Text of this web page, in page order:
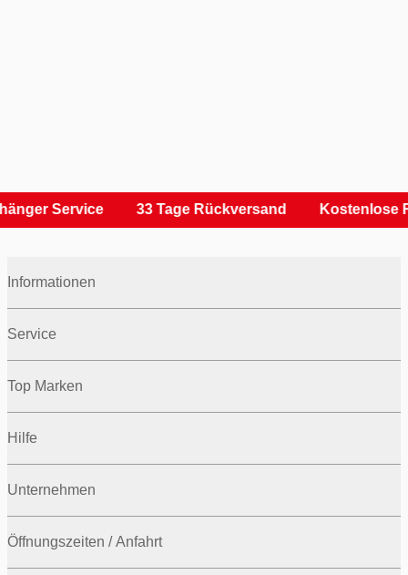
Service 33 Tage Rückversand Kostenlose
Informationen
Service
Top Marken
Hilfe
Unternehmen
Öffnungszeiten / Anfahrt